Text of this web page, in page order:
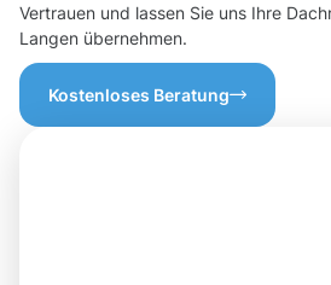
Vertrauen und lassen Sie uns Ihre
Langen übernehmen.
Kostenloses Beratung